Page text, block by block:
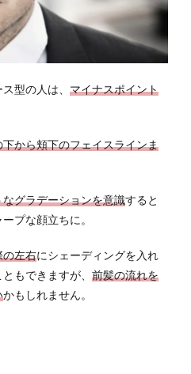
型の人は、 マイナスポイント
から頬下のフェイスラインま
グラデーションを意識すると
プな顔立ちに。
の左右にシェーディングを入れ
もできますが、 前髪の流れを
かもしれません。